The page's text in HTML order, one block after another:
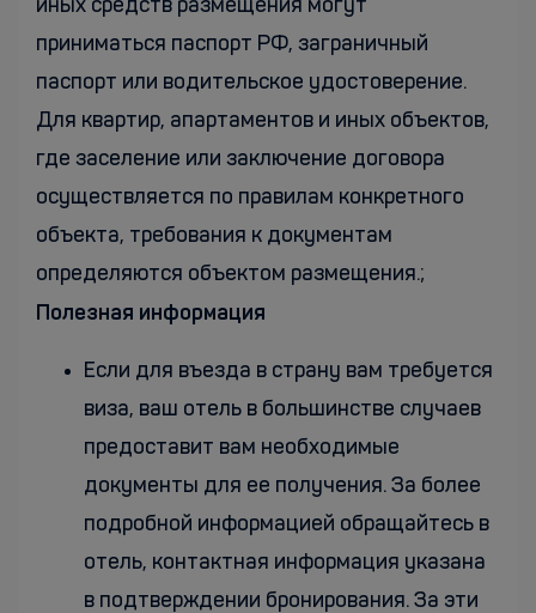
иных средств размещения могут
приниматься паспорт РФ, заграничный
паспорт или водительское удостоверение.
Для квартир, апартаментов и иных объектов,
где заселение или заключение договора
осуществляется по правилам конкретного
объекта, требования к документам
определяются объектом размещения.;
Полезная информация
Если для въезда в страну вам требуется
виза, ваш отель в большинстве случаев
предоставит вам необходимые
документы для ее получения. За более
подробной информацией обращайтесь в
отель, контактная информация указана
в подтверждении бронирования. За эти